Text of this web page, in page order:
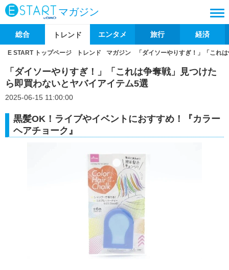
マガジン
総合 トレンド エンタメ 旅行 経済
E START トップページ トレンド マガジン 「ダイソーやりすぎ！」「これ
「ダイソーやりすぎ！」「これは争奪戦」見つけた
ら即買わないとヤバイアイテム5選
2025-06-15 11:00:00
黒髪OK！ライブやイベントにおすすめ！『カラー
ヘアチョーク』